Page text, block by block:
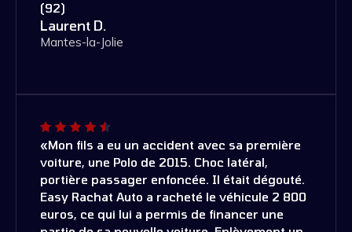
(92)
Laurent D.
Mantes-la-Jolie
«Mon fils a eu un accident avec sa première
voiture, une Polo de 2015. Choc latéral,
portière passager enfoncée. Il était dégouté.
Easy Rachat Auto a racheté le véhicule 2 800
euros, ce qui lui a permis de financer une